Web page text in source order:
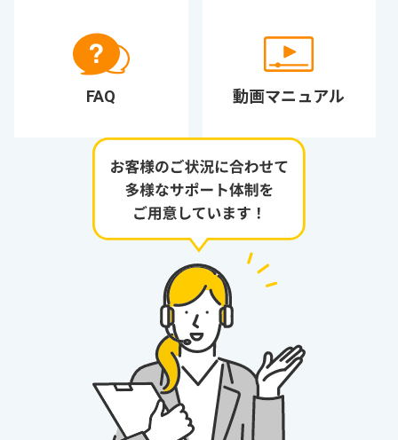
FAQ 動画マニュアル